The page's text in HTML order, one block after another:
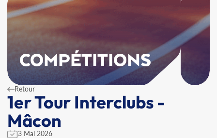
COMPÉTITIONS
Retour
1er Tour Interclubs -
Mâcon
3 Mai 2026